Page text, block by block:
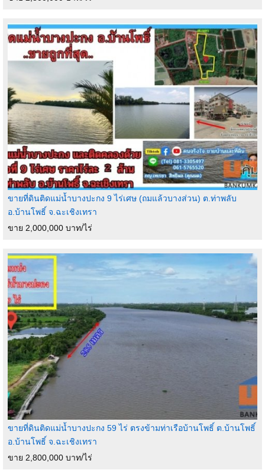
ขายที่ดินติดแม่น้ำบางปะกง 9 ไร่เศษ (ถมแล้วบางส่วน) ต.ท่าพลับ
อ.บ้านโพธิ์ จ.ฉะเชิงเทรา
ขาย 2,000,000 บาท/ไร่
ขายที่ดินติดแม่น้ำบางปะกง 59 ไร่ ตรงข้ามท่าเรือบ้านโพธิ์ ต.บ้านโพธิ์
อ.บ้านโพธิ์ จ.ฉะเชิงเทรา
ขาย 2,800,000 บาท/ไร่